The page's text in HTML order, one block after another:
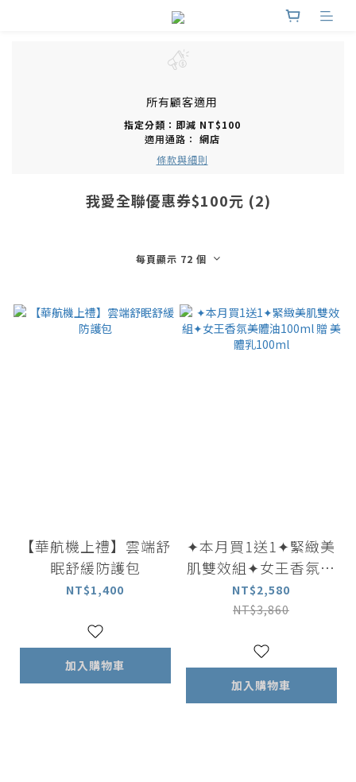
所有顧客適用
指定分類：即減 NT$100
適用通路： 網店
條款與細則
我愛全聯優惠券$100元 (2)
每頁顯示 72 個
【華航機上禮】雲端舒
眠舒緩防護包
NT$1,400
加入購物車
✦本月買1送1✦緊緻美
肌雙效組✦女王香氛美
體油100ml 贈 美體乳
100ml
NT$2,580
NT$3,860
加入購物車